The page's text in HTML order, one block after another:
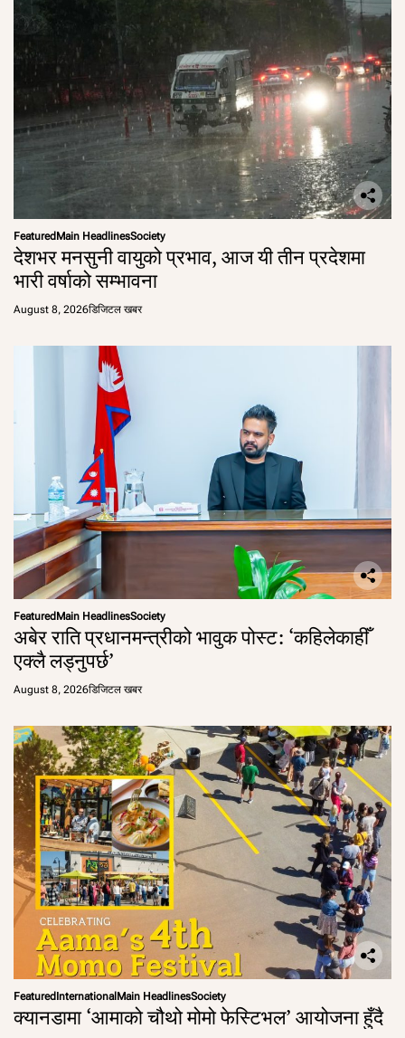
Featured Main HeadlinesSociety
देशभर मनसुनी वायुको प्रभाव, आज यी तीन प्रदेशमा
भारी वर्षाको सम्भावना
August 8, 2026डिजिटल खबर
Featured Main HeadlinesSociety
अबेर राति प्रधानमन्त्रीको भावुक पोस्ट: ‘कहिलेकाहीँ
एक्लै लड्नुपर्छ’
August 8, 2026डिजिटल खबर
Featured International Main HeadlinesSociety
क्यानडामा ‘आमाको चौथो मोमो फेस्टिभल’ आयोजना हुँदै